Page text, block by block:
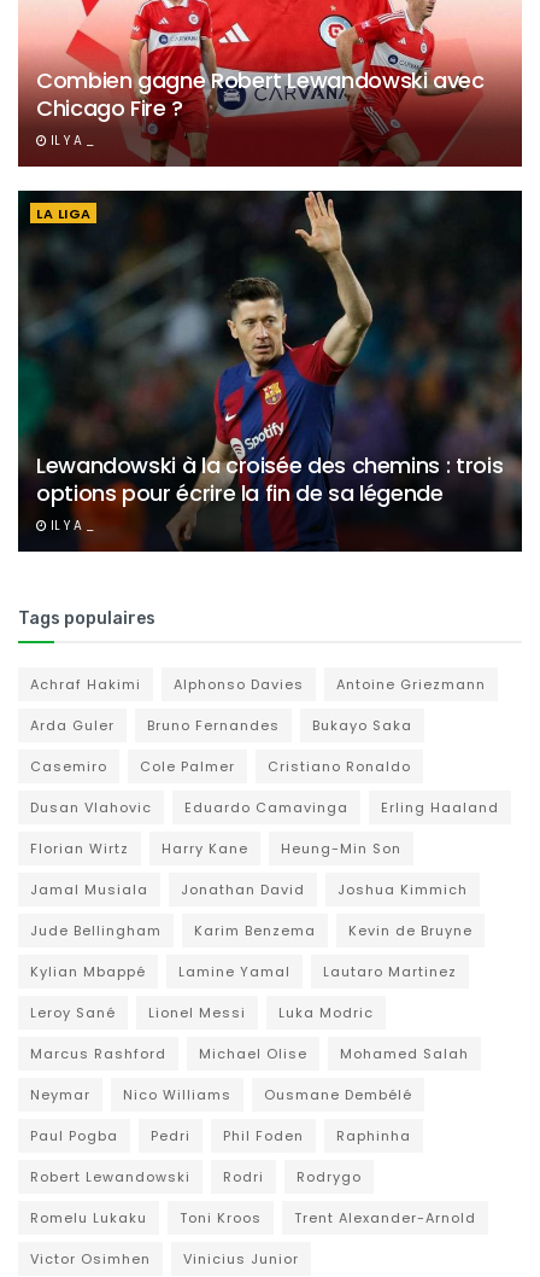
Combien gagne Robert Lewandowski avec
Chicago Fire ?
IL Y A _
LA LIGA
Lewandowski à la croisée des chemins : trois
options pour écrire la fin de sa légende
IL Y A _
Tags populaires
Achraf Hakimi Alphonso Davies Antoine Griezmann
Arda Guler Bruno Fernandes Bukayo Saka
Casemiro Cole Palmer Cristiano Ronaldo
Dusan Vlahovic Eduardo Camavinga Erling Haaland
Florian Wirtz Harry Kane Heung-Min Son
Jamal Musiala Jonathan David Joshua Kimmich
Jude Bellingham Karim Benzema Kevin de Bruyne
Kylian Mbappé Lamine Yamal Lautaro Martinez
Leroy Sané Lionel Messi Luka Modric
Marcus Rashford Michael Olise Mohamed Salah
Neymar Nico Williams Ousmane Dembélé
Paul Pogba Pedri Phil Foden Raphinha
Robert Lewandowski Rodri Rodrygo
Romelu Lukaku Toni Kroos Trent Alexander-Arnold
Victor Osimhen Vinicius Junior